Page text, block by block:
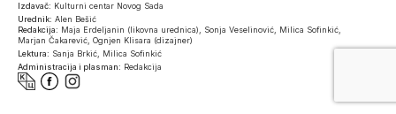
Izdavač: Kulturni centar Novog Sada
Urednik: Alen Bešić
Redakcija: Maja Erdeljanin (likovna urednica), Sonja Veselinović, Milica Sofinkić,
Marjan Čakarević, Ognjen Klisara (dizajner)
Lektura: Sanja Brkić, Milica Sofinkić
Administracija i plasman: Redakcija